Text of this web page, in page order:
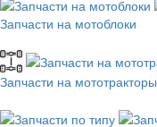
Запчасти на мотоблоки
Запчасти на мототракторы